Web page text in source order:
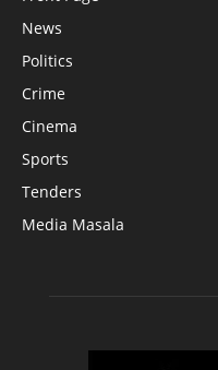
News
Politics
Crime
Cinema
Sports
Tenders
Media Masala